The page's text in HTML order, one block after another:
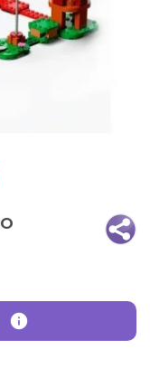
info